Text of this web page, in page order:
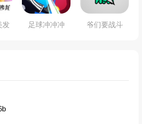
发
足球冲冲冲 爷们要战斗